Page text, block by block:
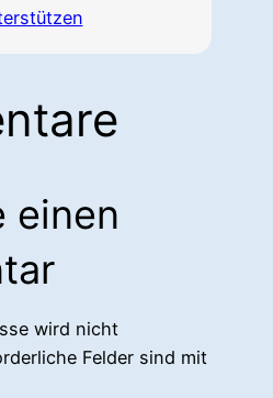
einen
wird nicht
Felder sind mit